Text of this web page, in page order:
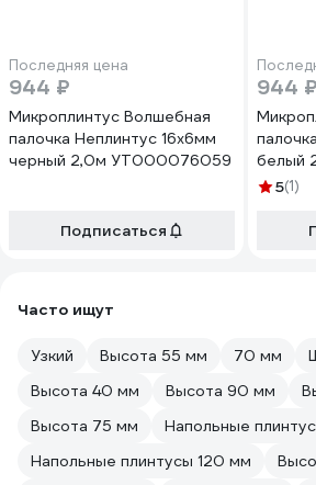
Последняя цена
944 ₽
Микроплинтус Волшебная
палочка Неплинтус 16x6мм
черный 2,0м УТ000076059
Подписаться
944 ₽
белый
5(1)
Часто ищут
Узкий Высота 55 мм 70 мм
Высота 40 мм
Высота 90 мм
Высота 75 мм
Напольные
Напольные плинтусы 120 мм